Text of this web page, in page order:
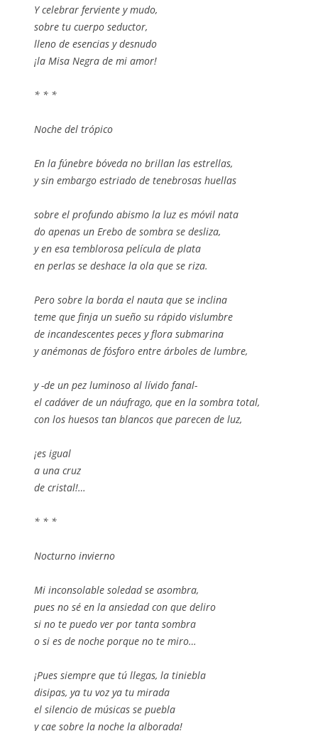
Y celebrar ferviente y mudo,
sobre tu cuerpo seductor,
lleno de esencias y desnudo
¡la Misa Negra de mi amor!
* * *
Noche del trópico
En la fúnebre bóveda no brillan las estrellas,
y sin embargo estriado de tenebrosas huellas
sobre el profundo abismo la luz es móvil nata
do apenas un Erebo de sombra se desliza,
y en esa temblorosa película de plata
en perlas se deshace la ola que se riza.
Pero sobre la borda el nauta que se inclina
teme que finja un sueño su rápido vislumbre
de incandescentes peces y flora submarina
y anémonas de fósforo entre árboles de lumbre,
y -de un pez luminoso al lívido fanal-
el cadáver de un náufrago, que en la sombra total,
con los huesos tan blancos que parecen de luz,
¡es igual
a una cruz
de cristal!…
* * *
Nocturno invierno
Mi inconsolable soledad se asombra,
pues no sé en la ansiedad con que deliro
si no te puedo ver por tanta sombra
o si es de noche porque no te miro…
¡Pues siempre que tú llegas, la tiniebla
disipas, ya tu voz ya tu mirada
el silencio de músicas se puebla
y cae sobre la noche la alborada!